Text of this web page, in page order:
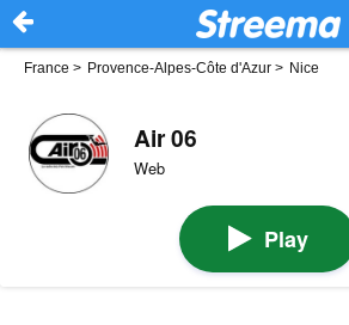
France > Provence-Alpes-Côte d'Azur > Nice
Air 06
Web
Play